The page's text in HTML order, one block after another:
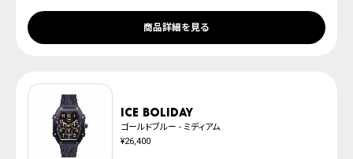
商品詳細を見る
ICE boliday
ゴールドブルー - ミディアム
¥26,400